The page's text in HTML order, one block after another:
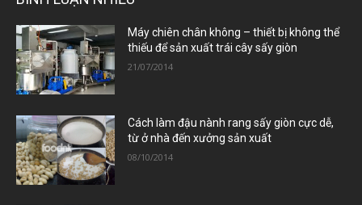
Máy chiên chân không – thiết bị không thể
thiếu để sản xuất trái cây sấy giòn
21/07/2014
Cách làm đậu nành rang sấy giòn cực dễ,
từ ở nhà đến xưởng sản xuất
08/10/2014